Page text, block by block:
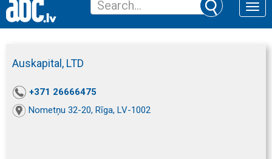
Toggle
Auskapital, LTD
+371 26666475
Nometņu 32-20, Rīga, LV-1002